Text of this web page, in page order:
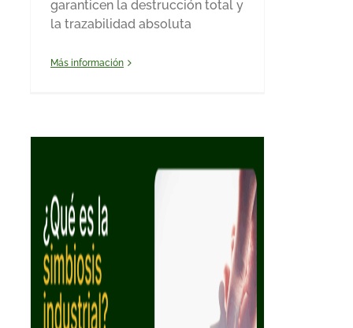
garanticen la destrucción total y
la trazabilidad absoluta
Más información